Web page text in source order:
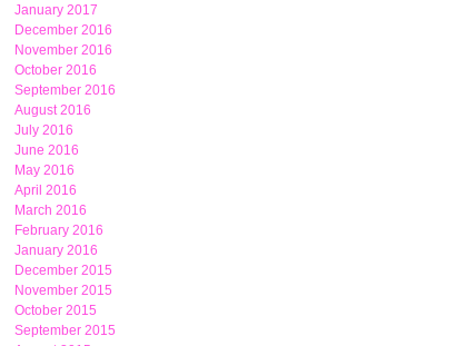
January 2017
December 2016
November 2016
October 2016
September 2016
August 2016
July 2016
June 2016
May 2016
April 2016
March 2016
February 2016
January 2016
December 2015
November 2015
October 2015
September 2015